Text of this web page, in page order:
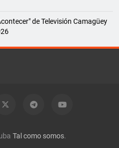
de Televisión Camagüey
Tal como somos.